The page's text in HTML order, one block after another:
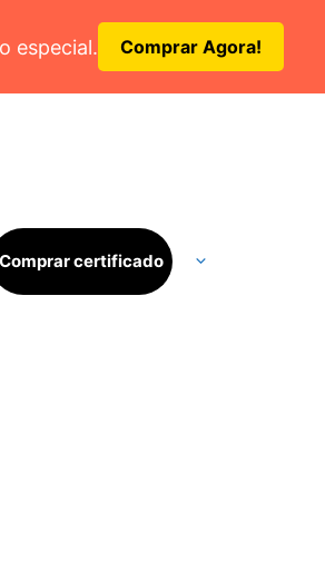
especial. Comprar Agora!
Comprar certificado